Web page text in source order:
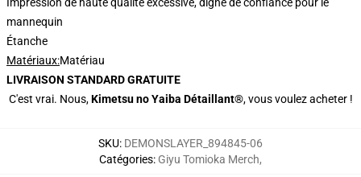
mannequin
Étanche
Matériaux:Matériau
LIVRAISON STANDARD GRATUITE
C'est vrai. Nous,Kimetsu no Yaiba Détaillant®, vous voulez acheter !
SKU: DEMONSLAYER_894845-06
Catégories: Giyu Tomioka Merch,